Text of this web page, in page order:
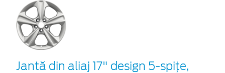
Jantă din aliaj 17" design 5-spiţe,